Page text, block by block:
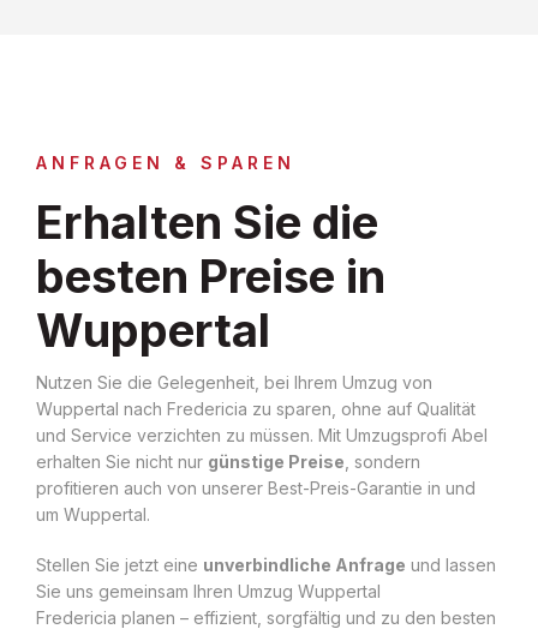
ANFRAGEN & SPAREN
Erhalten Sie die
besten Preise in
Wuppertal
Nutzen Sie die Gelegenheit, bei Ihrem Umzug von
Wuppertal nach Fredericia zu sparen, ohne auf Qualität
und Service verzichten zu müssen. Mit Umzugsprofi Abel
erhalten Sie nicht nur günstige Preise , sondern
profitieren auch von unserer Best-Preis-Garantie in und
um Wuppertal.
Stellen Sie jetzt eine unverbindliche Anfrage und lassen
Sie uns gemeinsam Ihren Umzug Wuppertal
Fredericia planen – effizient, sorgfältig und zu den besten